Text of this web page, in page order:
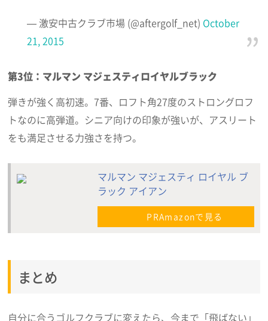
— 激安中古クラブ市場 (@aftergolf_net) October
21, 2015
第3位：マルマン マジェスティロイヤルブラック
弾きが強く高初速。7番、ロフト角27度のストロングロフ
トなのに高弾道。シニア向けの印象が強いが、アスリート
をも満足させる力強さを持つ。
マルマン マジェスティ ロイヤル ブ
ラック アイアン
PRAmazonで見る
まとめ
自分に合うゴルフクラブに変えたら、今まで「飛ばない」